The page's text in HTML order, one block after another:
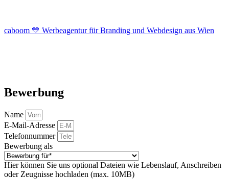
caboom 💛 Werbeagentur für Branding und Webdesign aus Wien
Bewerbung
Name
E-Mail-Adresse
Telefonnummer
Bewerbung als
Hier können Sie uns optional Dateien wie Lebenslauf, Anschreiben
oder Zeugnisse hochladen (max. 10MB)